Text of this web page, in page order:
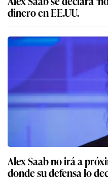
dinero en EE.UU.
Alex Saab no irá a
donde su defensa lo